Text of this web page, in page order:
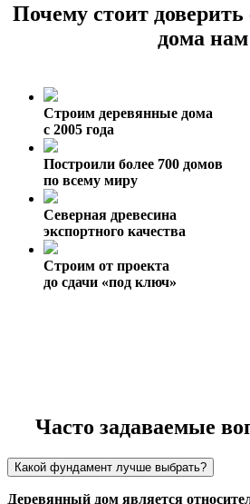
Почему стоит доверить
дома нам
Строим деревянные дома
с 2005 года
Построили более 700 домов
по всему миру
Северная древесина
экспортного качества
Строим от проекта
до сдачи «под ключ»
Часто задаваемые
Какой фундамент лучше выбрать?
Деревянный дом является